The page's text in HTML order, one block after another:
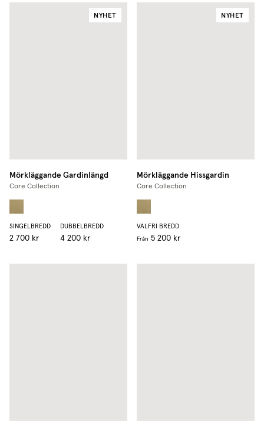
NYHET
Mörkläggande Gardinlängd
Core Collection
SINGELBREDD
2 700 kr
DUBBELBREDD
4 200 kr
NYHET
Mörkläggande Hissgardin
Core Collection
VALFRI BREDD
Från 5 200 kr